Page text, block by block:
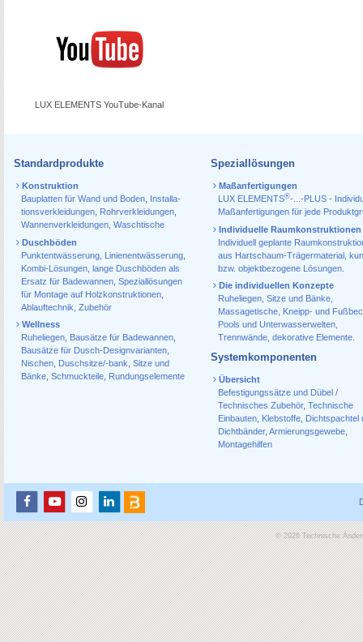
LUX ELEMENTS YouTube-Kanal
Standardprodukte
Konstruktion
Bauplatten für Wand und Boden Installa­
tions­verkleidungen Rohr­verkleidungen
Wannen­verkleidungen Waschtische
Duschböden
Punktentwässerung Linienentwässerung
Kombi-Lösungen lange Duschböden als
Ersatz für Badewannen Speziallösungen
für Montage auf Holzkonstruktionen
Ablauf­technik, Zubehör
Wellness
Ruheliegen
Bausätze für Badewannen
Bausätze für Dusch-Designvarianten
Nischen
Duschsitze/-bank Sitze und
Bänke Schmuckteile Rundungselemente
Speziallösungen
Maßanfertigungen
LUX ELEMENTS®-...-PLUS -
Maßanfertigungen für jede
Individuelle Raumkonstruktionen
Individuell geplante
aus Hartschaum-Trägermaterial,
bzw. objektbezogene Lösungen.
Die individuellen Konzepte
Ruheliegen, Sitze und Bänke,
Massagetische, Kneipp- und
Pools und Unterwasserwelten,
Trennwände, dekorative Elemente.
Systemkomponenten
Übersicht
Befestigungssätze und Dübel /
Technisches Zubehör, Technische
Einbauten, Klebstoffe,
Dichtspachtel
Dichtbänder, Armierungsgewebe,
Montagehilfen
© 2026 Technische